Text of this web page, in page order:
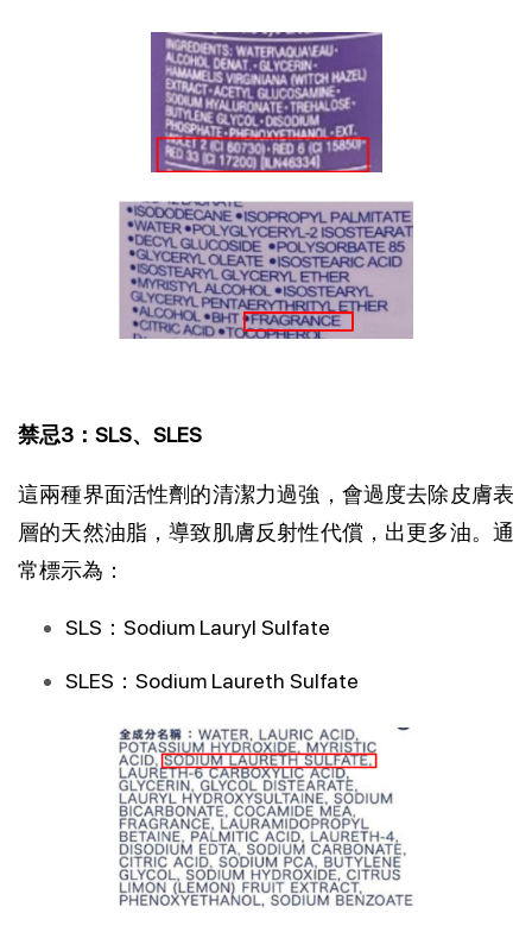
禁忌3：SLS、SLES
這兩種界面活性劑的清潔力過強，會過度去除皮膚表
層的天然油脂，導致肌膚反射性代償，出更多油。通
常標示為：
SLS：Sodium Lauryl Sulfate
SLES：Sodium Laureth Sulfate